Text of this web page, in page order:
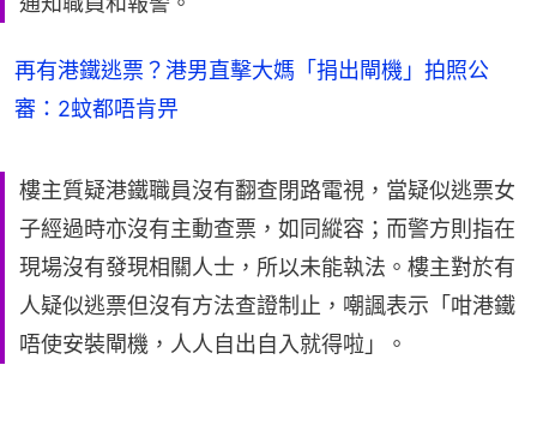
再有港鐵逃票？港男直擊大媽「捐出閘機」拍照公
審：2蚊都唔肯畀
樓主質疑港鐵職員沒有翻查閉路電視，當疑似逃票女
子經過時亦沒有主動查票，如同縱容；而警方則指在
現場沒有發現相關人士，所以未能執法。樓主對於有
人疑似逃票但沒有方法查證制止，嘲諷表示「咁港鐵
唔使安裝閘機，人人自出自入就得啦」。